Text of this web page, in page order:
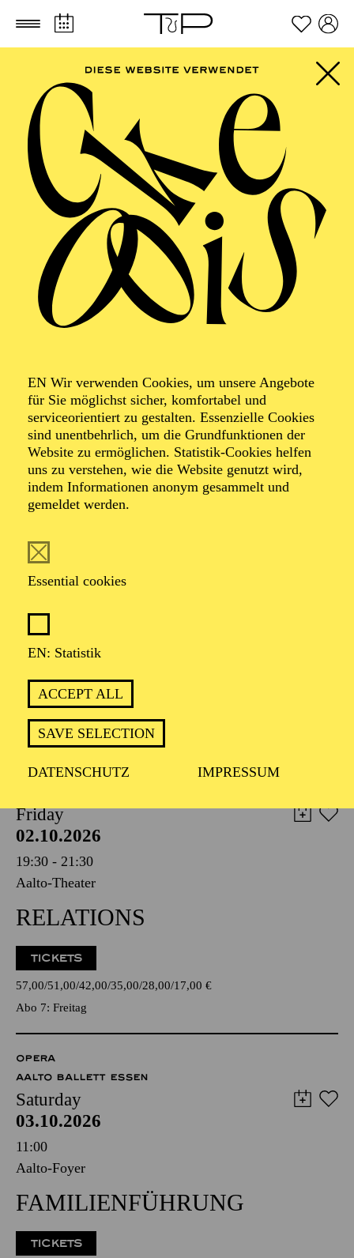
Zum Hauptinhalt springen Zum Footer springen
EN Wir verwenden Cookies, um unsere Angebote
für Sie möglichst sicher, komfortabel und
serviceorientiert zu gestalten. Essenzielle Cookies
sind unentbehrlich, um die Grundfunktionen der
Website zu ermöglichen. Statistik-Cookies helfen
uns zu verstehen, wie die Website genutzt wird,
indem Informationen anonym gesammelt und
gemeldet werden.
Essential cookies
EN: Statistik
ACCEPT ALL
SAVE SELECTION
DATENSCHUTZ IMPRESSUM
FILTER
OCTOBER 2026
PHILHARMONIE ESSEN
Thursday
01.10.2026
19:00 - 21:00
Alfried Krupp Saal
TICKETS
35,00€
Abo 13: Entertainment
OPERA
Friday
02.10.2026
Aalto-Foyer
ÖFFENTLICHE THEATER­
FÜHRUNG
€
Friday
02.10.2026
19:30 - 21:30
Aalto-Theater
RELATIONS
TICKETS
57,00 51,00 42,00 35,00 28,00 17,00 €
Abo 7: Freitag
OPERA
AALTO BALLETT ESSEN
Saturday
03.10.2026
11:00
Aalto-Foyer
FAMILIENFÜHRUNG
TICKETS